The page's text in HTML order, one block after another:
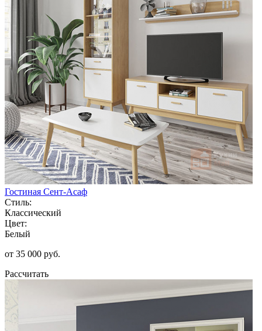
Гостиная Сент-Асаф
Стиль:
Классический
Цвет:
Белый
от 35 000 руб.
Рассчитать